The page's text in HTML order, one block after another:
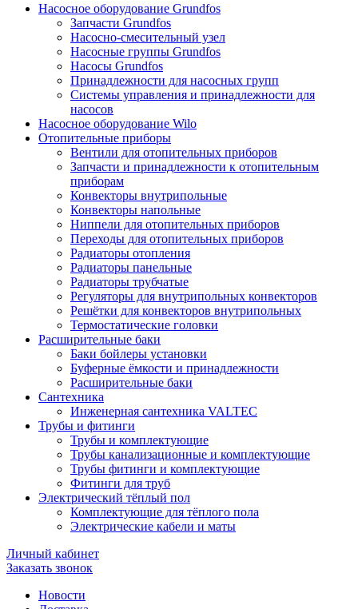
Насосное оборудование Grundfos
Запчасти Grundfos
Насосно-смесительный узел
Насосные группы Grundfos
Насосы Grundfos
Принадлежности для насосных групп
Системы управления и принадлежности для
насосов
Насосное оборудование Wilo
Отопительные приборы
Вентили для отопительных приборов
Запчасти и принадлежности к отопительным
приборам
Конвекторы внутрипольные
Конвекторы напольные
Ниппели для отопительных приборов
Переходы для отопительных приборов
Радиаторы отопления
Радиаторы панельные
Радиаторы трубчатые
Регуляторы для внутрипольных конвекторов
Решётки для конвекторов внутрипольных
Термостатические головки
Расширительные баки
Баки бойлеры установки
Буферные ёмкости и принадлежности
Расширительные баки
Сантехника
Инженерная сантехника VALTEC
Трубы и фитинги
Трубы и комплектующие
Трубы канализационные и комплектующие
Трубы фитинги и комплектующие
Фитинги для труб
Электрический тёплый пол
Комплектующие для тёплого пола
Электрические кабели и маты
Личный кабинет
Заказать звонок
Новости